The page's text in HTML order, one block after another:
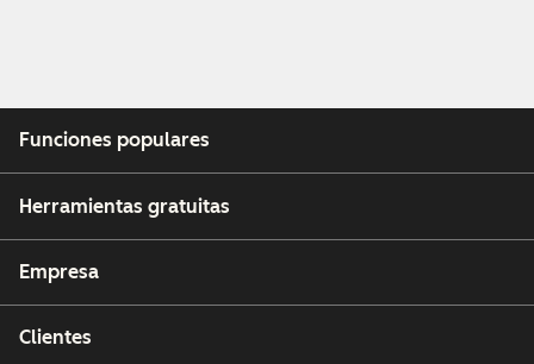
Funciones populares
Herramientas gratuitas
Empresa
Clientes